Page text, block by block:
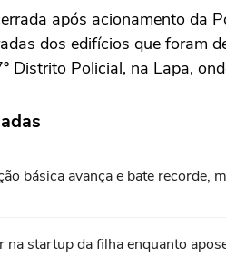
após acionamento da
dos edifícios que foram
Distrito Policial, na Lapa,
básica avança e bate recorde,
na startup da filha enquanto